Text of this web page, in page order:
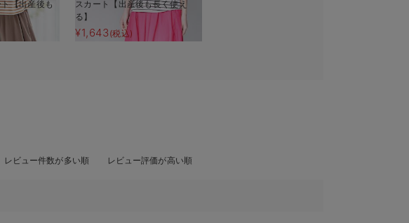
【出産後も
スカート【出産後も長く使え
る】
¥1,643 (税込)
レビュー件数が多い順 レビュー評価が高い順